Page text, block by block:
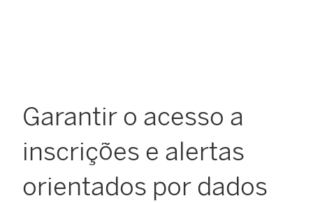
Garantir o acesso a
inscrições e alertas
orientados por dados